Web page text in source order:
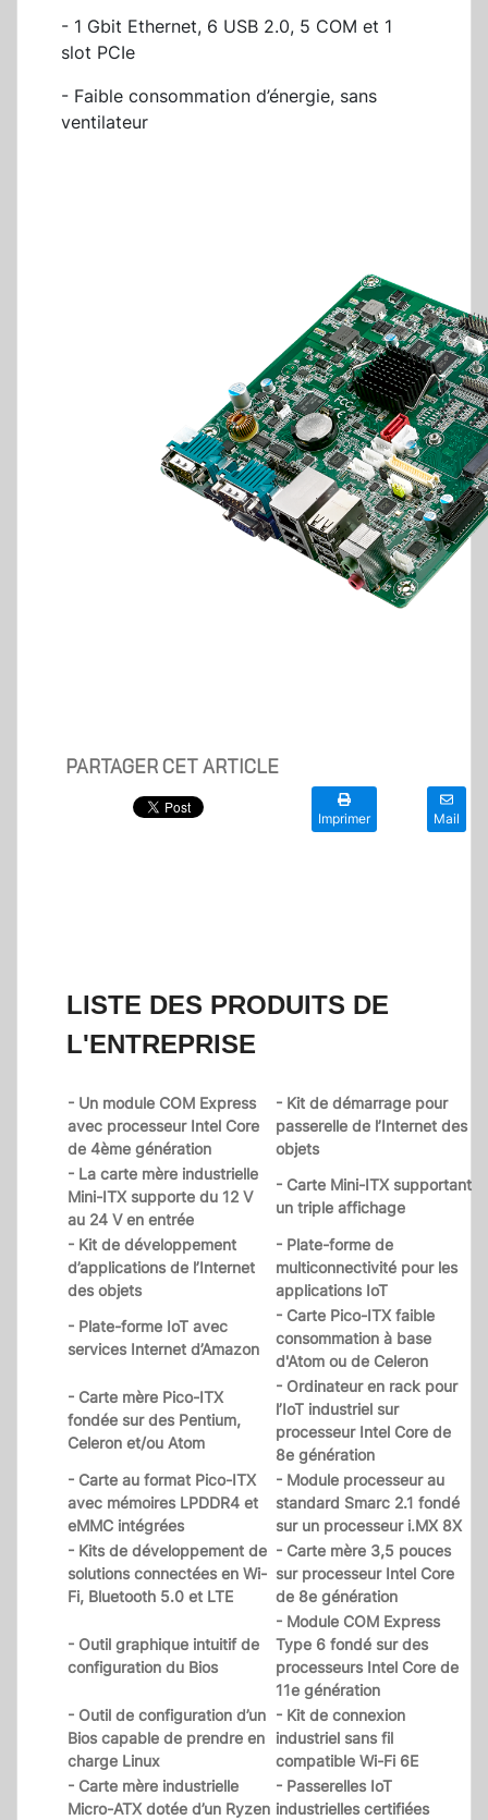
- 1 Gbit Ethernet, 6 USB 2.0, 5 COM et 1
slot PCIe
- Faible consommation d’énergie, sans
ventilateur
PARTAGER CET ARTICLE
Imprimer Mail
LISTE DES PRODUITS DE
L'ENTREPRISE
- Un module COM Express
avec processeur Intel Core
de 4ème génération
- Kit de démarrage pour
passerelle de l’Internet des
objets
- La carte mère industrielle
Mini-ITX supporte du 12 V
au 24 V en entrée
- Carte Mini-ITX supportant
un triple affichage
- Kit de développement
d’applications de l’Internet
des objets
- Plate-forme de
multiconnectivité pour les
applications IoT
- Plate-forme IoT avec
services Internet d’Amazon
- Carte Pico-ITX faible
consommation à base
d'Atom ou de Celeron
- Carte mère Pico-ITX
fondée sur des Pentium,
Celeron et/ou Atom
- Ordinateur en rack pour
l’IoT industriel sur
processeur Intel Core de
8e génération
- Carte au format Pico-ITX
avec mémoires LPDDR4 et
eMMC intégrées
- Module processeur au
standard Smarc 2.1 fondé
sur un processeur i.MX 8X
- Kits de développement de
solutions connectées en Wi-
Fi, Bluetooth 5.0 et LTE
- Carte mère 3,5 pouces
sur processeur Intel Core
de 8e génération
- Outil graphique intuitif de
configuration du Bios
- Module COM Express
Type 6 fondé sur des
processeurs Intel Core de
11e génération
- Outil de configuration d’un
Bios capable de prendre en
charge Linux
- Kit de connexion
industriel sans fil
compatible Wi-Fi 6E
- Carte mère industrielle
Micro-ATX dotée d’un Ryzen
- Passerelles IoT
industrielles certifiées